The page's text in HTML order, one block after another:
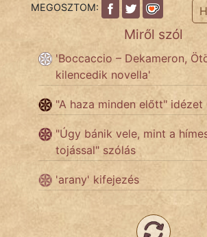
ÉLETMÓD
MAGYARSÁG
És
TÖRTÉNELEM
Népszerű szerzőink:
MEGOSZTOM:
Miről szól
'Boccaccio – Dekameron,
kilencedik novella'
"A haza minden előtt" idézet
"Úgy bánik vele, mint a
tojással" szólás
'arany' kifejezés